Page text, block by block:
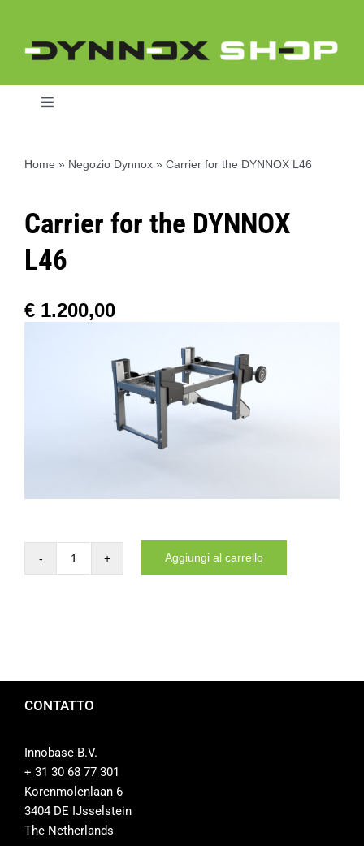
content
Toggle
Dynnox L46
Dynnox XL36
Home » Negozio Dynnox» Carrier for the DYNNOX L46
Carrier for the DYNNOX
L46
€1.200,00
quantità
Aggiungi al carrello
CONTATTO
Innobase B.V.
+ 31 30 68 77 301
Korenmolenlaan 6
3404 DE IJsselstein
The Netherlands